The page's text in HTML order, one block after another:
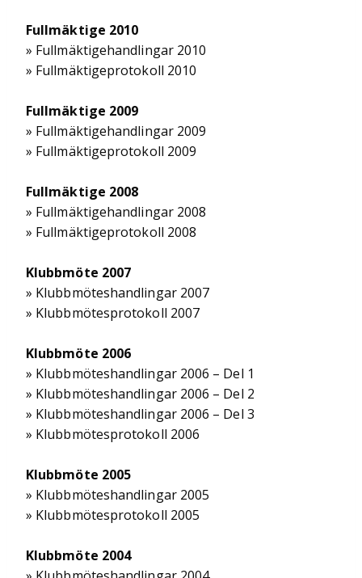
Fullmäktige 2010
» Fullmäktigehandlingar 2010
» Fullmäktigeprotokoll 2010
Fullmäktige 2009
» Fullmäktigehandlingar 2009
» Fullmäktigeprotokoll 2009
Fullmäktige 2008
» Fullmäktigehandlingar 2008
» Fullmäktigeprotokoll 2008
Klubbmöte 2007
» Klubbmöteshandlingar 2007
» Klubbmötesprotokoll 2007
Klubbmöte 2006
» Klubbmöteshandlingar 2006 – Del 1
» Klubbmöteshandlingar 2006 – Del 2
» Klubbmöteshandlingar 2006 – Del 3
» Klubbmötesprotokoll 2006
Klubbmöte 2005
» Klubbmöteshandlingar 2005
» Klubbmötesprotokoll 2005
Klubbmöte 2004